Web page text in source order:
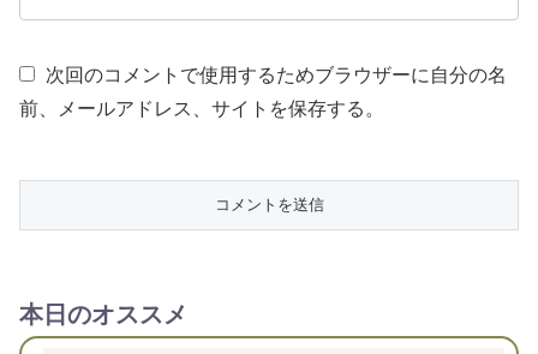
次回のコメントで使用するためブラウザーに自分の名
前、メールアドレス、サイトを保存する。
本日のオススメ